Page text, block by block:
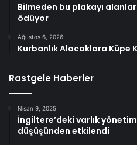
Bilmeden bu plakayı
ödüyor
Ağustos 6, 2026
Kurbanlık Alacaklara Küpe
Rastgele Haberler
Nisan 9, 2025
İngiltere’deki varlık
düşüşünden etkilendi